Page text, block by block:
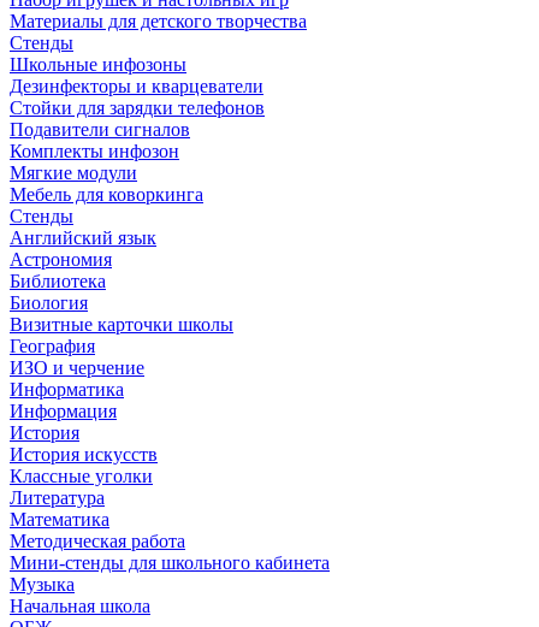
Материалы для детского творчества
Стенды
Школьные инфозоны
Дезинфекторы и кварцеватели
Стойки для зарядки телефонов
Подавители сигналов
Комплекты инфозон
Мягкие модули
Мебель для коворкинга
Стенды
Английский язык
Астрономия
Библиотека
Биология
Визитные карточки школы
География
ИЗО и черчение
Информатика
Информация
История
История искусств
Классные уголки
Литература
Математика
Методическая работа
Мини-стенды для школьного кабинета
Музыка
Начальная школа